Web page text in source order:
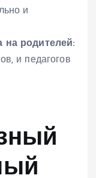
и
на родителей:
и педагогов